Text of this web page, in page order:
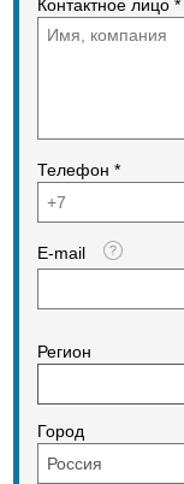
Контактное лицо *
Телефон *
E-mail
Регион
Город